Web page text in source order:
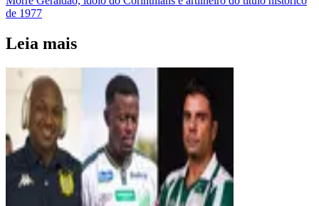
de 1977
Leia mais